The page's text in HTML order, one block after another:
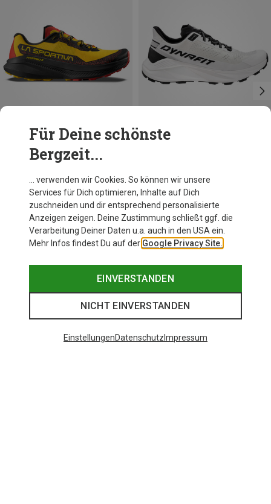
La Sportiva
Herren Prodigio 2 Schuhe
159,95 €
Dynafit
Herren Ultra 100 V3 Schuhe
150,50 €
Für Deine schönste
Bergzeit...
… verwenden wir Cookies. So können wir unsere
Services für Dich optimieren, Inhalte auf Dich
zuschneiden und dir entsprechend personalisierte
Anzeigen zeigen. Deine Zustimmung schließt ggf. die
Verarbeitung Deiner Daten u.a. auch in den USA ein.
Mehr Infos findest Du auf der Google Privacy Site.
EINVERSTANDEN
NICHT EINVERSTANDEN
EinstellungenDatenschutz Impressum